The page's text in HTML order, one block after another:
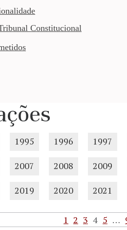
PT
Constitucional
1995 1996 1997
2007 2008 2009
2019 2020 2021
1 2 3 4 5 …